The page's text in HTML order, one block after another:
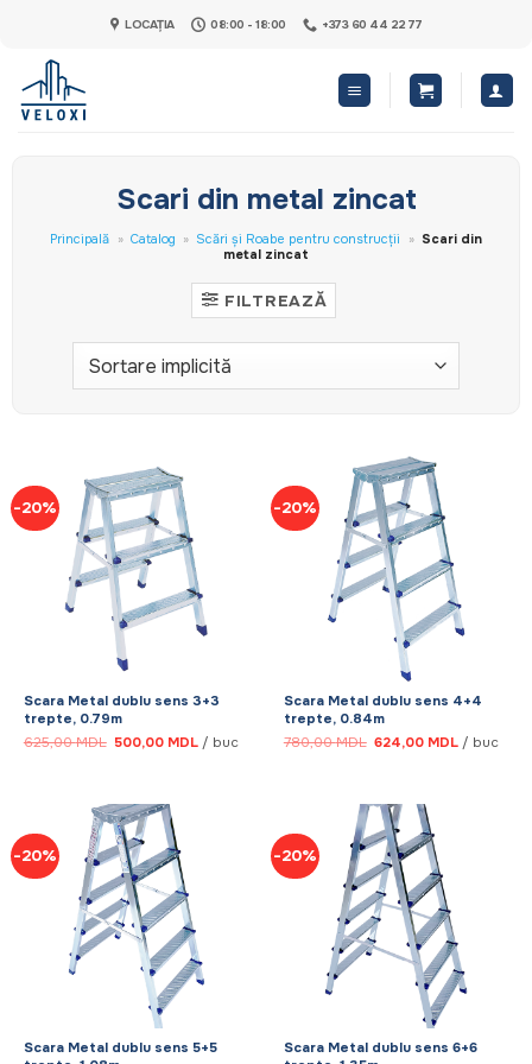
content
LOCAȚIA 08:00 - 18:00 +373 60 44 22 77
Scari din metal zincat
Principală » Catalog » Scări și Roabe pentru construcții » Scari din
metal zincat
FILTREAZĂ
-20%
Scara Metal dublu sens 3+3
trepte, 0.79m
625,00MDL Prețul
inițial
500,00 MDLPrețul
curent
/ buc
-20%
Scara Metal dublu sens 4+4
trepte, 0.84m
780,00MDL Prețul
inițial
624,00 MDLPrețul
curent
/ buc
-20%
Scara Metal dublu sens 5+5
-20%
Scara Metal dublu sens 6+6